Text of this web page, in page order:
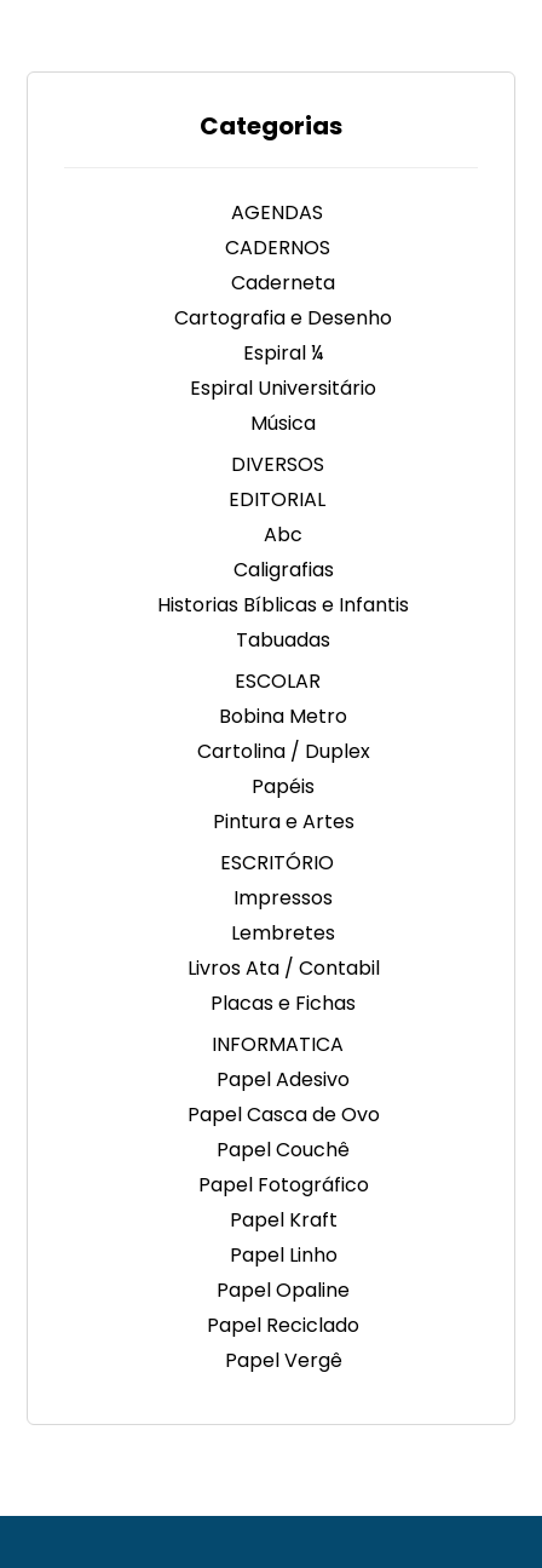
Categorias
AGENDAS
CADERNOS
Caderneta
Cartografia e Desenho
Espiral ¼
Espiral Universitário
Música
DIVERSOS
EDITORIAL
Abc
Caligrafias
Historias Bíblicas e Infantis
Tabuadas
ESCOLAR
Bobina Metro
Cartolina / Duplex
Papéis
Pintura e Artes
ESCRITÓRIO
Impressos
Lembretes
Livros Ata / Contabil
Placas e Fichas
INFORMATICA
Papel Adesivo
Papel Casca de Ovo
Papel Couchê
Papel Fotográfico
Papel Kraft
Papel Linho
Papel Opaline
Papel Reciclado
Papel Vergê